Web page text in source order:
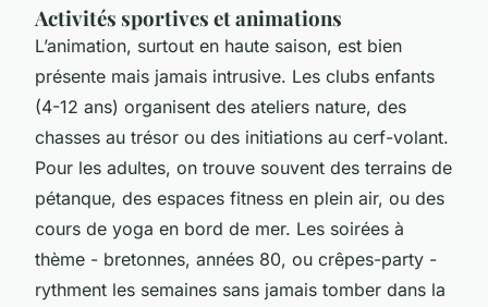
Activités sportives et animations
L’animation, surtout en haute saison, est bien
présente mais jamais intrusive. Les clubs enfants
(4-12 ans) organisent des ateliers nature, des
chasses au trésor ou des initiations au cerf-volant.
Pour les adultes, on trouve souvent des terrains de
pétanque, des espaces fitness en plein air, ou des
cours de yoga en bord de mer. Les soirées à
thème - bretonnes, années 80, ou crêpes-party -
rythment les semaines sans jamais tomber dans la